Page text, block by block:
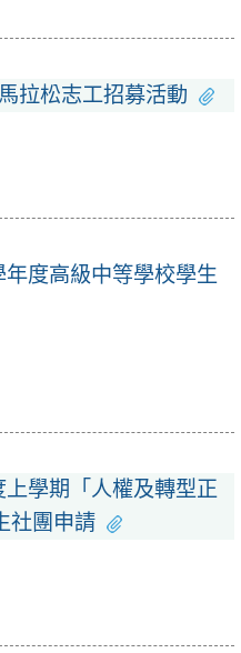
拉松志工招募活動
度高級中等學校學生
學期「人權及轉型正
社團申請